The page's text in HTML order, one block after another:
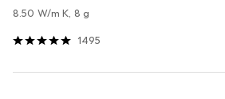
8.50 W/m K, 8 g
1495